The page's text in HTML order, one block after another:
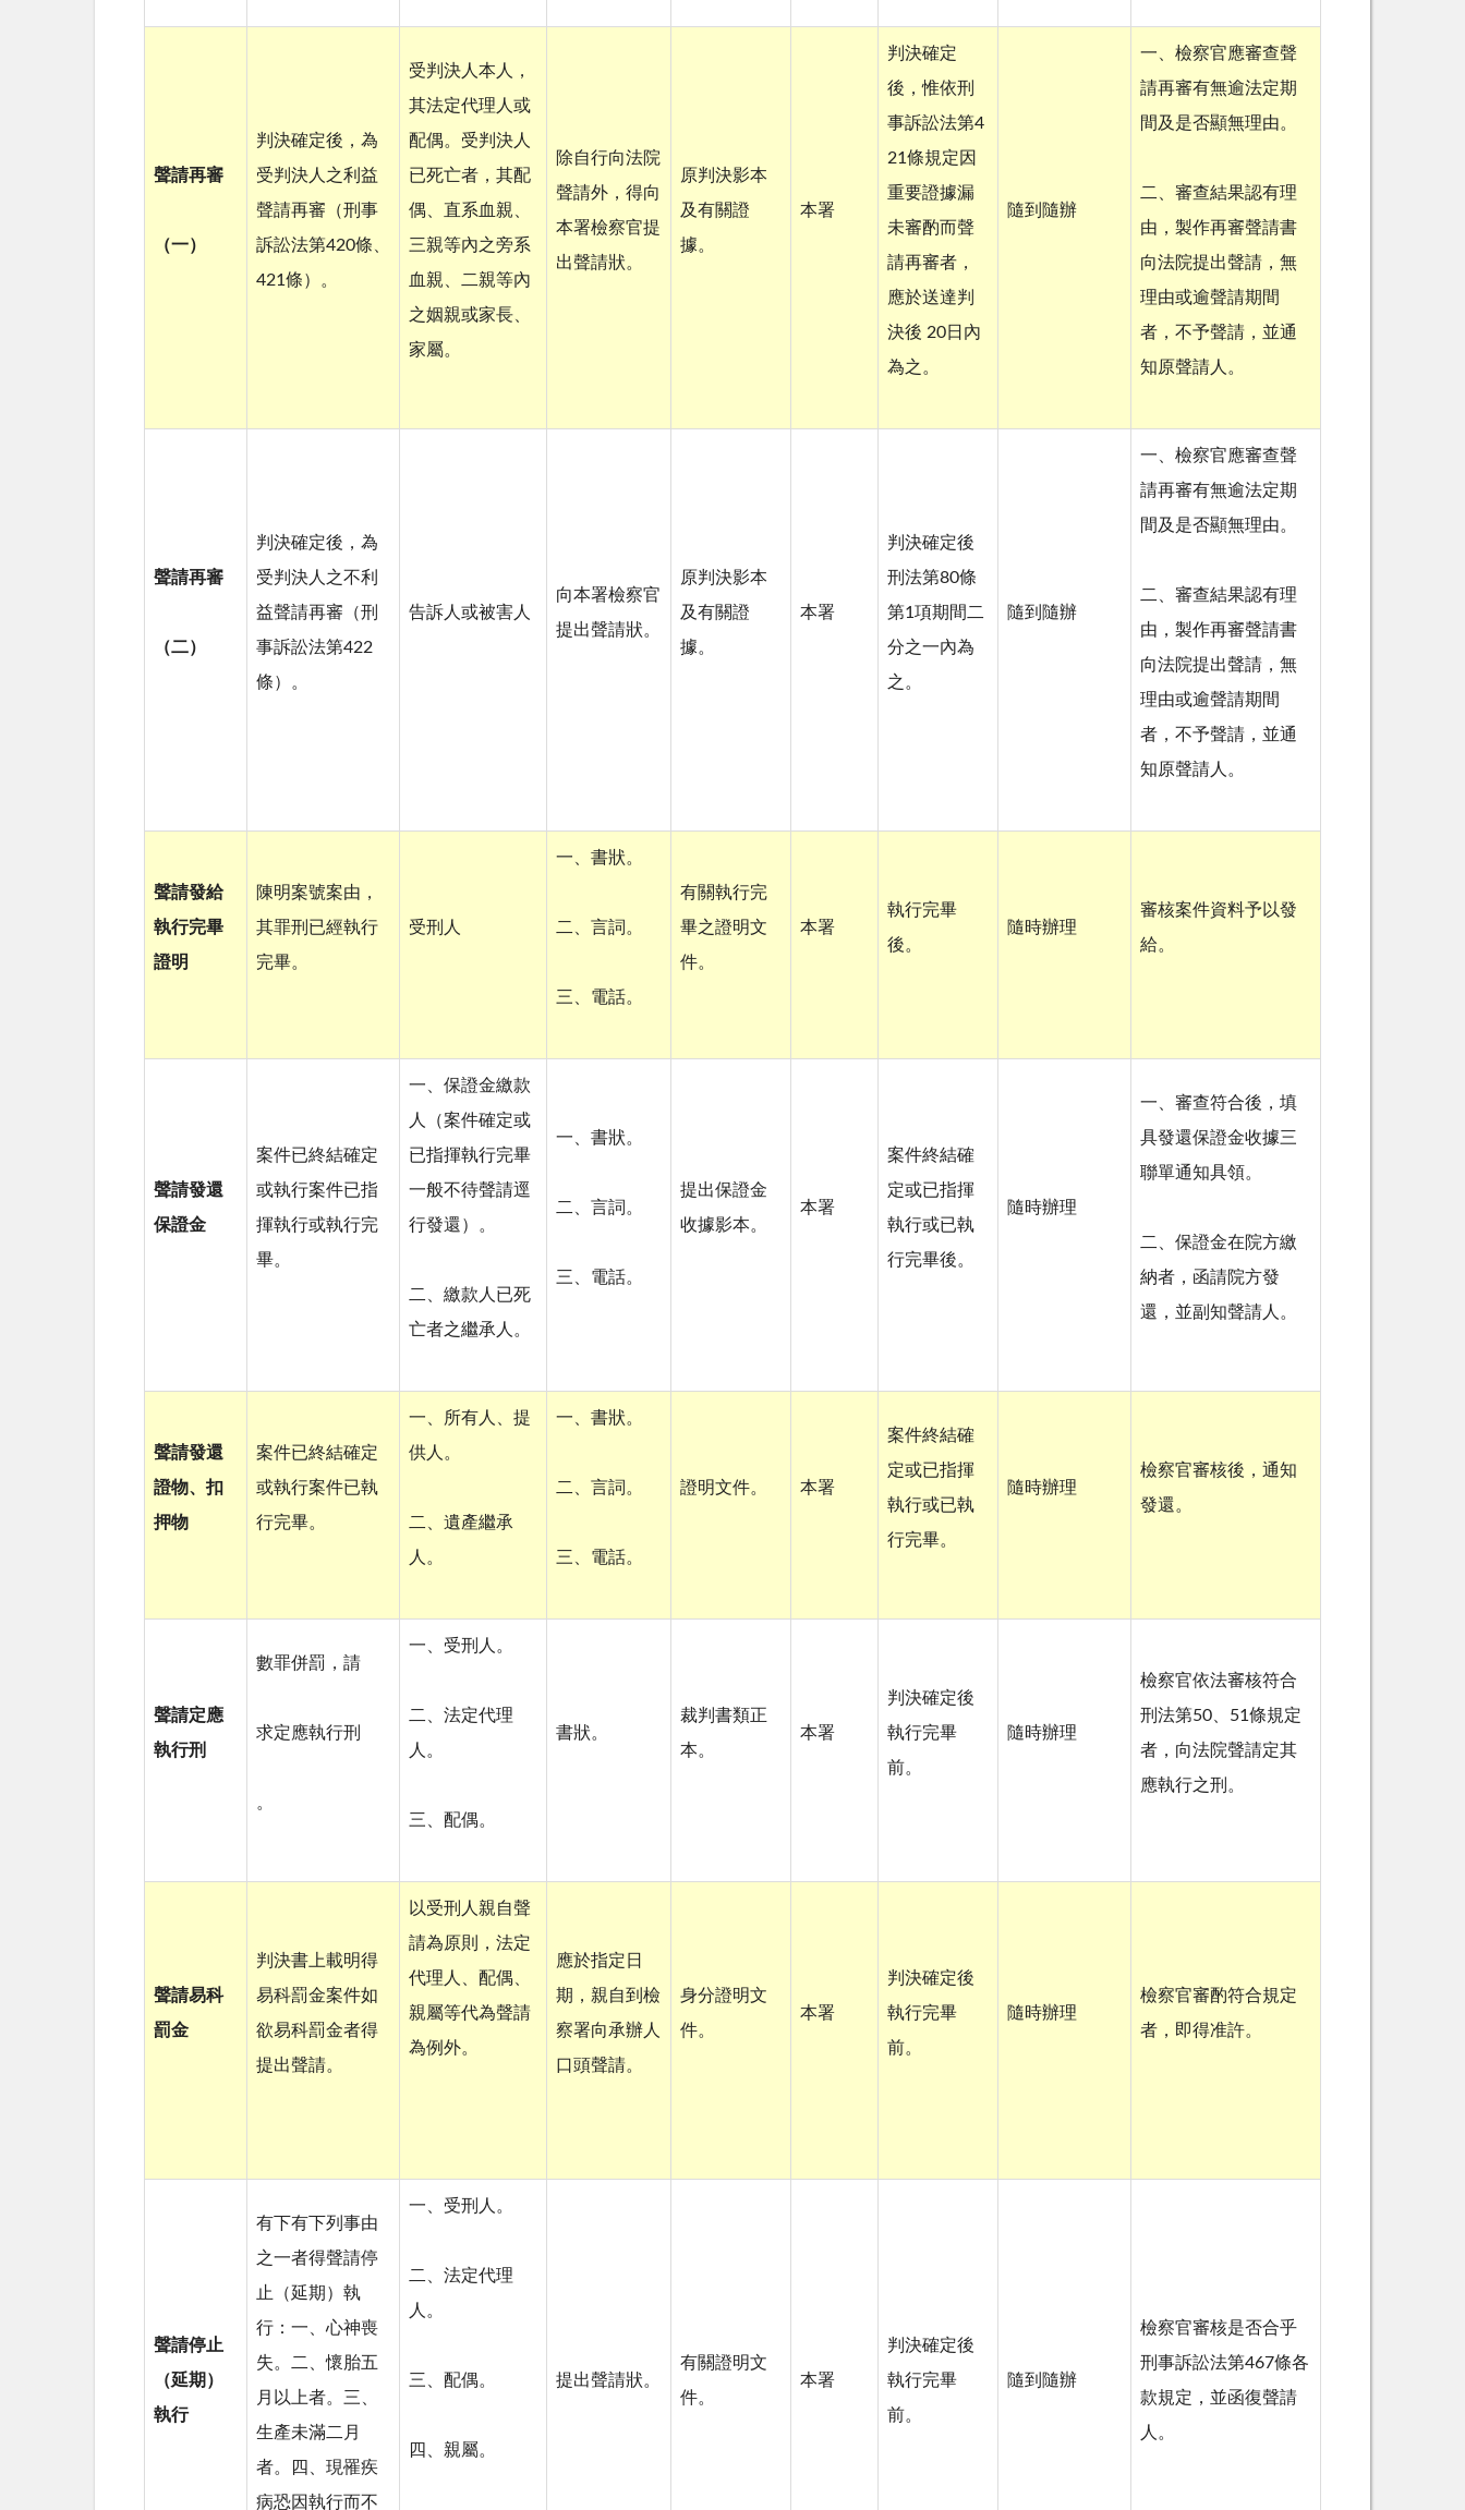
聲請再審
（一）
判決確定後，為
受判決人之利益
聲請再審（刑事
訴訟法第420條、
421條）。
受判決人本人，
其法定代理人或
配偶。受判決人
已死亡者，其配
偶、直系血親、
三親等內之旁系
血親、二親等內
之姻親或家長、
家屬。
除自行向法院
聲請外，得向
本署檢察官提
出聲請狀。
原判決影本
及有關證
據。
本署
判決確定
後，惟依刑
事訴訟法第4
21條規定因
重要證據漏
未審酌而聲
請再審者，
應於送達判
決後 20日內
為之。
隨到隨辦
一、檢察官應審查聲
請再審有無逾法定期
間及是否顯無理由。
二、審查結果認有理
由，製作再審聲請書
向法院提出聲請，無
理由或逾聲請期間
者，不予聲請，並通
知原聲請人。
聲請再審
（二）
判決確定後，為
受判決人之不利
益聲請再審（刑
事訴訟法第422
條）。
告訴人或被害人
向本署檢察官
提出聲請狀。
原判決影本
及有關證
據。
本署
判決確定後
刑法第80條
第1項期間二
分之一內為
之。
隨到隨辦
一、檢察官應審查聲
請再審有無逾法定期
間及是否顯無理由。
二、審查結果認有理
由，製作再審聲請書
向法院提出聲請，無
理由或逾聲請期間
者，不予聲請，並通
知原聲請人。
聲請發給
執行完畢
證明
陳明案號案由，
其罪刑已經執行
完畢。
受刑人
一、書狀。
二、言詞。
三、電話。
有關執行完
畢之證明文
件。
本署
執行完畢
後。
隨時辦理
審核案件資料予以發
給。
聲請發還
保證金
案件已終結確定
或執行案件已指
揮執行或執行完
畢。
一、保證金繳款
人（案件確定或
已指揮執行完畢
一般不待聲請逕
行發還）。
二、繳款人已死
亡者之繼承人。
一、書狀。
二、言詞。
三、電話。
提出保證金
收據影本。
本署
案件終結確
定或已指揮
執行或已執
行完畢後。
隨時辦理
一、審查符合後，填
具發還保證金收據三
聯單通知具領。
二、保證金在院方繳
納者，函請院方發
還，並副知聲請人。
聲請發還
證物、扣
押物
案件已終結確定
或執行案件已執
行完畢。
一、所有人、提
供人。
二、遺產繼承
人。
一、書狀。
二、言詞。
三、電話。
證明文件。 本署
案件終結確
定或已指揮
執行或已執
行完畢。
隨時辦理
檢察官審核後，通知
發還。
聲請定應
執行刑
數罪併罰，請
求定應執行刑
。
一、受刑人。
二、法定代理
人。
三、配偶。
書狀。
裁判書類正
本。
本署
判決確定後
執行完畢
前。
隨時辦理
檢察官依法審核符合
刑法第50、51條規定
者，向法院聲請定其
應執行之刑。
聲請易科
罰金
判決書上載明得
易科罰金案件如
欲易科罰金者得
提出聲請。
以受刑人親自聲
請為原則，法定
代理人、配偶、
親屬等代為聲請
為例外。
應於指定日
期，親自到檢
察署向承辦人
口頭聲請。
身分證明文
件。
本署
判決確定後
執行完畢
前。
隨時辦理
檢察官審酌符合規定
者，即得准許。
聲請停止
（延期）
執行
有下有下列事由
之一者得聲請停
止（延期）執
行：一、心神喪
失。二、懷胎五
月以上者。三、
生產未滿二月
者。四、現罹疾
病恐因執行而不
一、受刑人。
二、法定代理
人。
三、配偶。
四、親屬。
提出聲請狀。
有關證明文
件。
本署
判決確定後
執行完畢
前。
隨到隨辦
檢察官審核是否合乎
刑事訴訟法第467條各
款規定，並函復聲請
人。